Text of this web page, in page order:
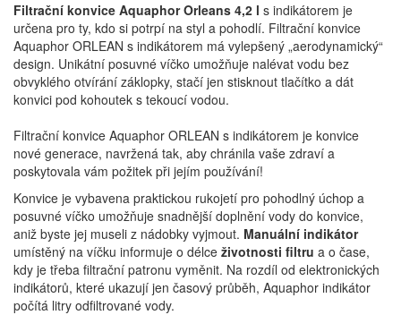
Filtrační konvice Aquaphor Orleans 4,2 l s indikátorem je
určena pro ty, kdo si potrpí na styl a pohodlí. Filtrační konvice
Aquaphor ORLEAN s indikátorem má vylepšený „aerodynamický“
design. Unikátní posuvné víčko umožňuje nalévat vodu bez
obvyklého otvírání záklopky, stačí jen stisknout tlačítko a dát
konvici pod kohoutek s tekoucí vodou.
Filtrační konvice Aquaphor ORLEAN s indikátorem je konvice
nové generace, navržená tak, aby chránila vaše zdraví a
poskytovala vám požitek při jejím používání!
Konvice je vybavena praktickou rukojetí pro pohodlný úchop a
posuvné víčko umožňuje snadnější doplnění vody do konvice,
aniž byste jej museli z nádobky vyjmout. Manuální indikátor
umístěný na víčku informuje o délce životnosti filtru a o čase,
kdy je třeba filtrační patronu vyměnit. Na rozdíl od elektronických
indikátorů, které ukazují jen časový průběh, Aquaphor indikátor
počítá litry odfiltrované vody.